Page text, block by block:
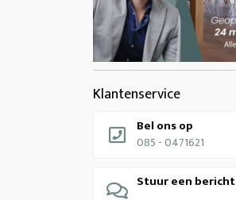
Klantenservice
Bel ons op
085 - 0471621
Stuur een bericht